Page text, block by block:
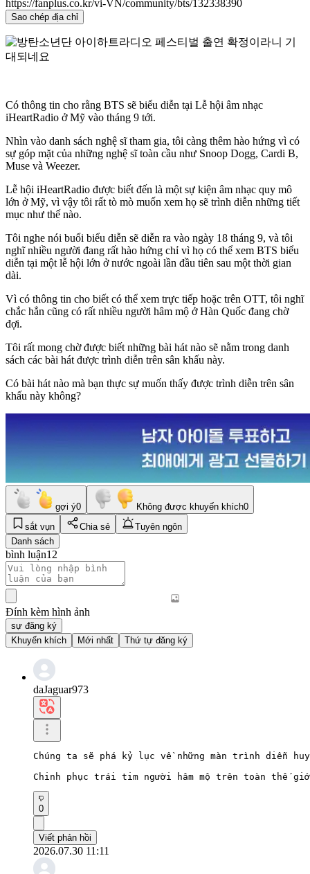
https://fanplus.co.kr/vi-VN/community/bts/132338390
Sao chép địa chỉ
Có thông tin cho rằng BTS sẽ biểu diễn tại Lễ hội âm nhạc
iHeartRadio ở Mỹ vào tháng 9 tới.
Nhìn vào danh sách nghệ sĩ tham gia, tôi càng thêm hào hứng vì có
sự góp mặt của những nghệ sĩ toàn cầu như Snoop Dogg, Cardi B,
Muse và Weezer.
Lễ hội iHeartRadio được biết đến là một sự kiện âm nhạc quy mô
lớn ở Mỹ, vì vậy tôi rất tò mò muốn xem họ sẽ trình diễn những tiết
mục như thế nào.
Tôi nghe nói buổi biểu diễn sẽ diễn ra vào ngày 18 tháng 9, và tôi
nghĩ nhiều người đang rất hào hứng chỉ vì họ có thể xem BTS biểu
diễn tại một lễ hội lớn ở nước ngoài lần đầu tiên sau một thời gian
dài.
Vì có thông tin cho biết có thể xem trực tiếp hoặc trên OTT, tôi nghĩ
chắc hẳn cũng có rất nhiều người hâm mộ ở Hàn Quốc đang chờ
đợi.
Tôi rất mong chờ được biết những bài hát nào sẽ nằm trong danh
sách các bài hát được trình diễn trên sân khấu này.
Có bài hát nào mà bạn thực sự muốn thấy được trình diễn trên sân
khấu này không?
gợi ý0 Không được khuyến khích0
sắt vụn
Chia sẻ
Tuyên ngôn
Danh sách
bình luận12
Đính kèm hình ảnh
sự đăng ký
Khuyến khích
Mới nhất Thứ tự đăng ký
daJaguar973
Chúng ta sẽ phá kỷ lục về những màn trình diễn
Chinh phục trái tim người hâm mộ trên toàn thế
0
Viết phản hồi
2026.07.30 11:11